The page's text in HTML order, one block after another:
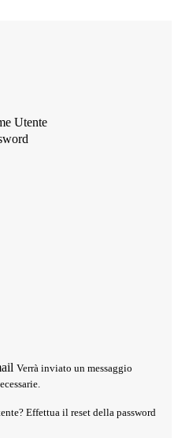
Utente
Verrà inviato un messaggio
Effettua il reset della password